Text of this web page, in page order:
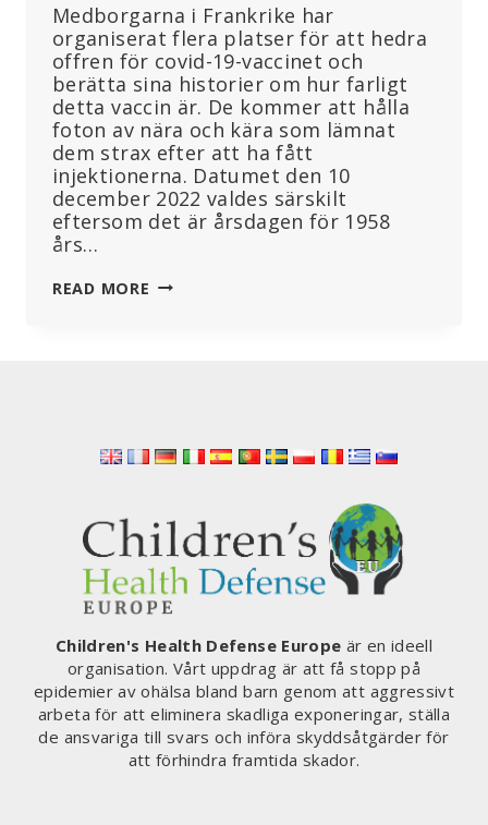
Medborgarna i Frankrike har
organiserat flera platser för att hedra
offren för covid-19-vaccinet och
berätta sina historier om hur farligt
detta vaccin är. De kommer att hålla
foton av nära och kära som lämnat
dem strax efter att ha fått
injektionerna. Datumet den 10
december 2022 valdes särskilt
eftersom det är årsdagen för 1958
års…
READ MORE FRANKRIKE
GATORNA
DEN
2022
FÖR
ATT
MINNAS
OCH
VÄNNER
SOM
DOG
KORT
EFTER
Children's Health Defense Europe är en ideell
organisation. Vårt uppdrag är att få stopp på
epidemier av ohälsa bland barn genom att aggressivt
arbeta för att eliminera skadliga exponeringar, ställa
de ansvariga till svars och införa skyddsåtgärder för
att förhindra framtida skador.